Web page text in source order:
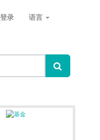
登录 语言